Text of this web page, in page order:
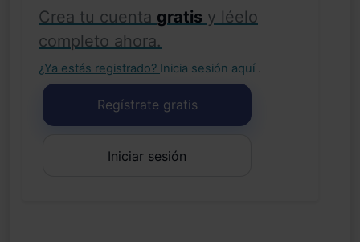
Crea tu cuenta gratis y léelo
completo ahora.
¿Ya estás registrado? Inicia sesión aquí .
Regístrate gratis
Iniciar sesión